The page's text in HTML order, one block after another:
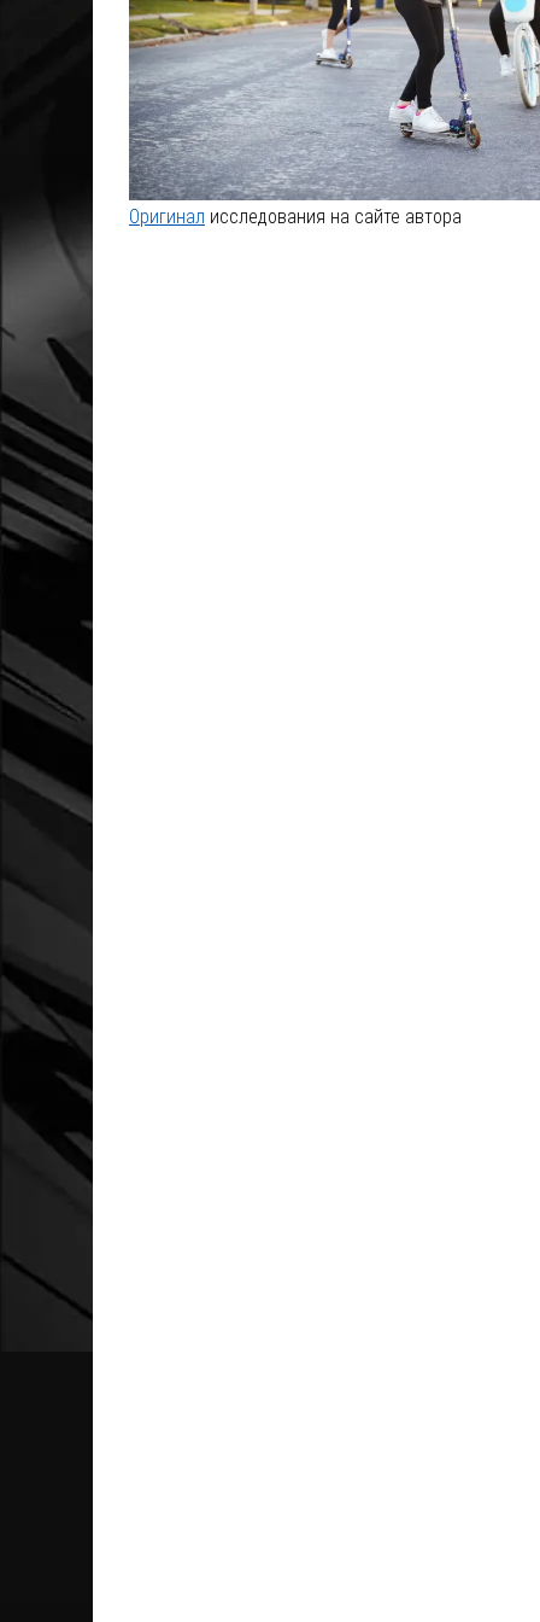
Оригинал исследования на сайте автора